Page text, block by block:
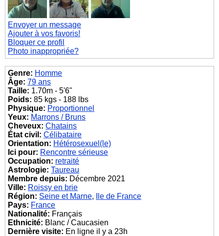
Envoyer un message
Ajouter à vos favoris!
Bloquer ce profil
Photo inappropriée?
Genre: Homme
Âge: 79 ans
Taille: 1.70m - 5'6"
Poids: 85 kgs - 188 lbs
Physique: Proportionnel
Yeux: Marrons / Bruns
Cheveux: Chatains
État civil: Célibataire
Orientation: Hétérosexuel(le)
Ici pour: Rencontre sérieuse
Occupation: retraité
Astrologie: Taureau
Membre depuis: Décembre 2021
Ville: Roissy en brie
Région: Seine et Marne,
Ile de France
Pays: France
Nationalité: Français
Ethnicité: Blanc / Caucasien
Dernière visite: En ligne il y a 23h